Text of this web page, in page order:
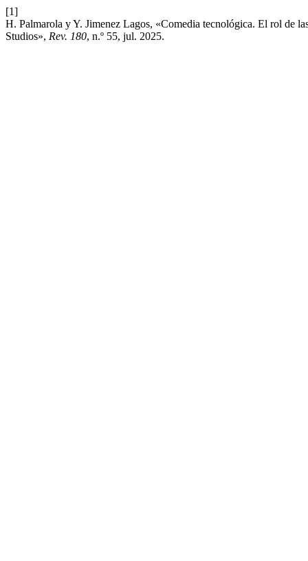
[1]
H. Palmarola y Y. Jimenez Lagos, «Comedia tecnológica. El rol de
Studios», Rev. 180, n.º 55, jul. 2025.